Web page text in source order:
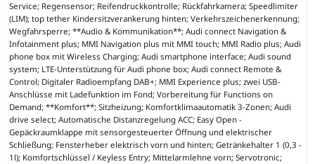
Service; Regensensor; Reifendruckkontrolle; Rückfahrkamera; Speedlimiter
(LIM); top tether Kindersitzverankerung hinten; Verkehrszeichenerkennung;
Wegfahrsperre; **Audio & Kommunikation**; Audi connect Navigation &
Infotainment plus; MMI Navigation plus mit MMI touch; MMI Radio plus; Audi
phone box mit Wireless Charging; Audi smartphone interface; Audi sound
system; LTE-Unterstützung für Audi phone box; Audi connect Remote &
Control; Digitaler Radioempfang DAB+; MMI Experience plus; zwei USB-
Anschlüsse mit Ladefunktion im Fond; Vorbereitung für Functions on
Demand; **Komfort**; Sitzheizung; Komfortklimaautomatik 3-Zonen; Audi
drive select; Automatische Distanzregelung ACC; Easy Open -
Gepäckraumklappe mit sensorgesteuerter Öffnung und elektrischer
Schließung; Fensterheber elektrisch vorn und hinten; Getränkehalter 1 (0,3 -
1l); Komfortschlüssel / Keyless Entry; Mittelarmlehne vorn; Servotronic;